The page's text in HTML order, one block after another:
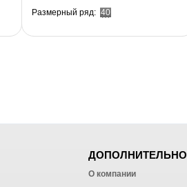
Размерный ряд: 40
ДОПОЛНИТЕЛЬНО
О компании